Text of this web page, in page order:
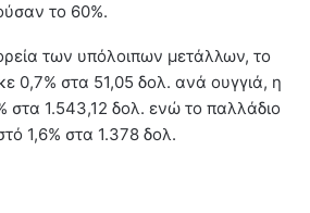
το 60%.
των υπόλοιπων μετάλλων, το
0,7% στα 51,05 δολ. ανά ουγγιά, η
στα 1.543,12 δολ. ενώ το παλλάδιο
1,6% στα 1.378 δολ.